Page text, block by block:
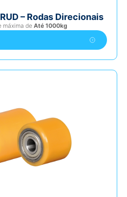
– Rodas Direcionais
máxima de Até 1000kg